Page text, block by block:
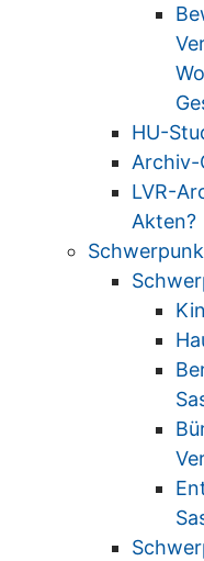
HU-
Archiv-
LVR-
Akten?